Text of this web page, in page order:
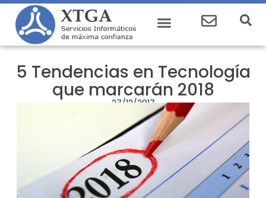
5 Tendencias en Tecnología
que marcarán 2018
27/12/2017